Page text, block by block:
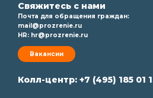
Свяжитесь с нами
Почта для обращения граждан:
mail@prozrenie.ru
HR: hr@prozrenie.ru
Вакансии
Колл-центр: +7 (495) 185 01